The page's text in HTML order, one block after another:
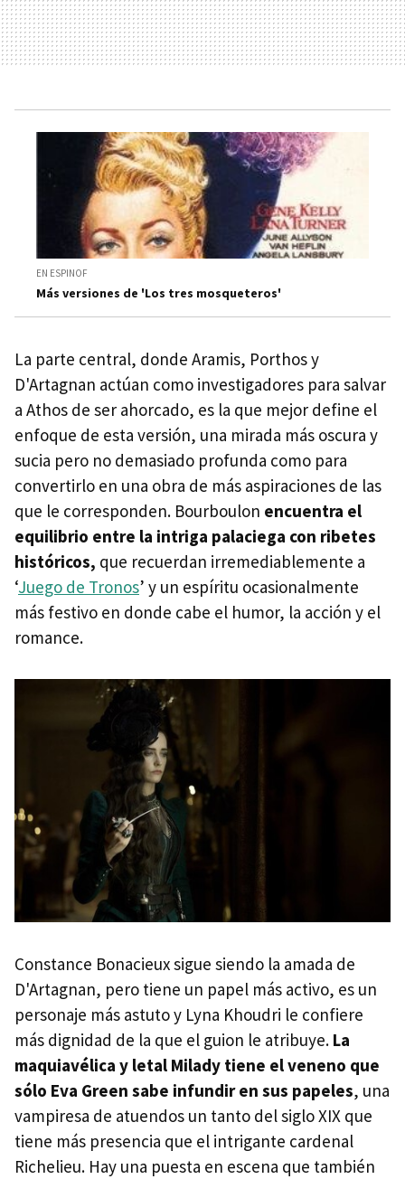
EN ESPINOF
Más versiones de 'Los tres mosqueteros'
La parte central, donde Aramis, Porthos y
D'Artagnan actúan como investigadores para salvar
a Athos de ser ahorcado, es la que mejor define el
enfoque de esta versión, una mirada más oscura y
sucia pero no demasiado profunda como para
convertirlo en una obra de más aspiraciones de las
que le corresponden. Bourboulon encuentra el
equilibrio entre la intriga palaciega con ribetes
históricos, que recuerdan irremediablemente a
‘Juego de Tronos’ y un espíritu ocasionalmente
más festivo en donde cabe el humor, la acción y el
romance.
Constance Bonacieux sigue siendo la amada de
D'Artagnan, pero tiene un papel más activo, es un
personaje más astuto y Lyna Khoudri le confiere
más dignidad de la que el guion le atribuye. La
maquiavélica y letal Milady tiene el veneno que
sólo Eva Green sabe infundir en sus papeles, una
vampiresa de atuendos un tanto del siglo XIX que
tiene más presencia que el intrigante cardenal
Richelieu. Hay una puesta en escena que también